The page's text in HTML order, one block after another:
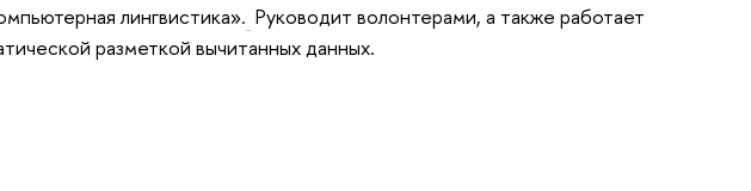
лингвистика». Руководит волонтерами, а также работает
разметкой вычитанных данных.